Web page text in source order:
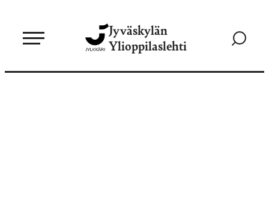
sisältöön
Jyväskylän
Ylioppilaslehti
Siirry